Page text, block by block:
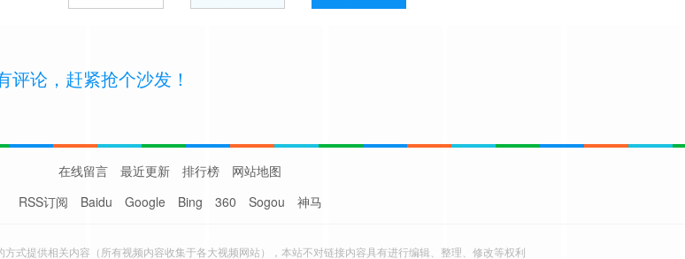
评论，赶紧抢个沙发！
在线留言 最近更新 排行榜
网站地图
RSS订阅
Baidu Google Bing 360 Sogou 神马
式提供相关内容（所有视频内容收集于各大视频网站），本站不对链接内容具有进行编辑、整理、修改等权利